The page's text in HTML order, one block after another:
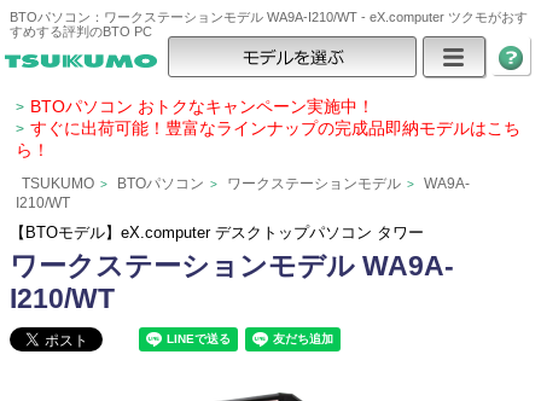
BTOパソコン：ワークステーションモデル WA9A-I210/WT - eX.computer ツクモがおす
すめする評判のBTO PC
> BTOパソコン おトクなキャンペーン実施中！
> すぐに出荷可能！豊富なラインナップの完成品即納モデルはこち
ら！
TSUKUMO > BTOパソコン > ワークステーションモデル >
WA9A-
I210/WT
【BTOモデル】eX.computer デスクトップパソコン タワー
ワークステーションモデル WA9A-
I210/WT